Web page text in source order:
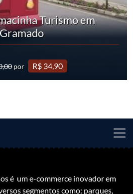
Turismo em
por R$ 34,90
é um e-commerce inovador em
segmentos como: parques,